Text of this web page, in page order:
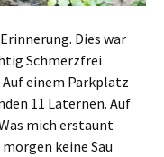
Dies war
Schmerzfrei
einem Parkplatz
11 Laternen. Auf
mich erstaunt
keine Sau